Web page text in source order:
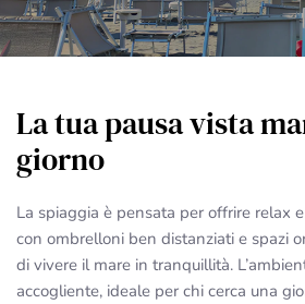
La tua pausa vista
giorno
La spiaggia è pensata per offrire relax
con ombrelloni ben distanziati e spazi
di vivere il mare in tranquillità.
accogliente, ideale per chi cerca una